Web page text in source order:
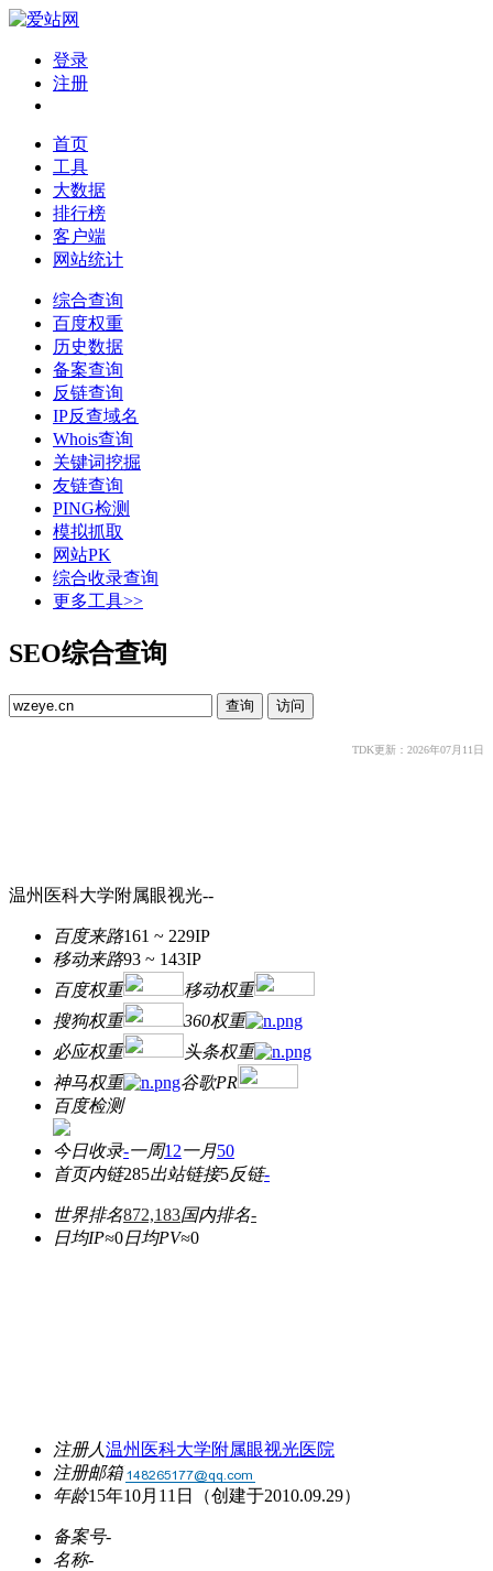
登录
注册
首页
工具
大数据
排行榜
客户端
网站统计
综合查询
百度权重
历史数据
备案查询
反链查询
IP反查域名
Whois查询
关键词挖掘
友链查询
PING检测
模拟抓取
网站PK
综合收录查询
更多工具>>
SEO综合查询
TDK更新：2026年07月11日
温州医科大学附属眼视光--
百度来路161 ~ 229IP
移动来路93 ~ 143IP
百度权重
移动权重
搜狗权重
360权重
必应权重
头条权重
神马权重
谷歌PR
百度检测
今日收录-一周12一月50
首页内链285出站链接5反链-
世界排名872,183国内排名-
日均IP≈0日均PV≈0
注册人温州医科大学附属眼视光医院
注册邮箱
年龄15年10月11日 （创建于2010.09.29）
备案号-
名称-